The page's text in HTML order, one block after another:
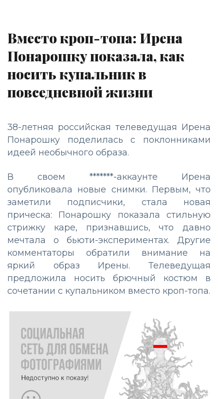
Вместо кроп-топа: Ирена
Понарошку показала, как
носить купальник в
повседневной жизни
38-летняя российская телеведущая Ирена
Понарошку поделилась с поклонниками
идеей необычного образа.
В своем *******-аккаунте Ирена
опубликовала новые снимки. Первым, что
заметили подписчики, стала новая
прическа: Понарошку показала стильную
стрижку каре, признавшись, что давно
мечтала о бьюти-экспериментах. Другие
комментаторы обратили внимание на
яркий образ Ирены. Телеведущая
предложила носить брючный костюм в
сочетании с купальником вместо кроп-топа.